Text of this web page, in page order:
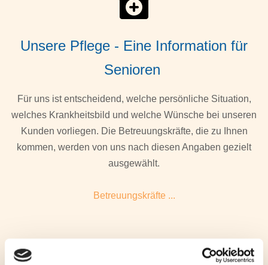
Unsere Pflege - Eine Information für
Senioren
Für uns ist entscheidend, welche persönliche Situation,
welches Krankheitsbild und welche Wünsche bei unseren
Kunden vorliegen. Die Betreuungskräfte, die zu Ihnen
kommen, werden von uns nach diesen Angaben gezielt
ausgewählt.
Betreuungskräfte ...